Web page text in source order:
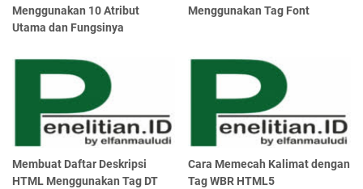
Menggunakan 10 Atribut
Utama dan Fungsinya
Menggunakan Tag Font
Membuat Daftar Deskripsi
HTML Menggunakan Tag DT
Cara Memecah Kalimat dengan
Tag WBR HTML5